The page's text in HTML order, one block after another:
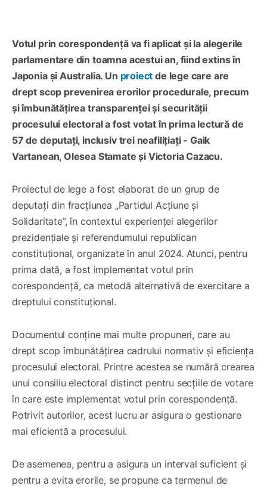
Votul prin corespondență va fi aplicat și la alegerile
parlamentare din toamna acestui an, fiind extins în
Japonia și Australia. Un proiectde lege care are
drept scop prevenirea erorilor procedurale, precum
și îmbunătățirea transparenței și securității
procesului electoral a fost votat în prima lectură de
57 de deputați, inclusiv trei neafilițiați - Gaik
Vartanean, Olesea Stamate și Victoria Cazacu.
Proiectul de lege a fost elaborat de un grup de
deputați din fracțiunea „Partidul Acțiune și
Solidaritate”, în contextul experienței alegerilor
prezidențiale și referendumului republican
constituțional, organizate în anul 2024. Atunci, pentru
prima dată, a fost implementat votul prin
corespondență, ca metodă alternativă de exercitare a
dreptului constituțional.
Documentul conține mai multe propuneri, care au
drept scop îmbunătățirea cadrului normativ și eficiența
procesului electoral. Printre acestea se numără crearea
unui consiliu electoral distinct pentru secțiile de votare
în care este implementat votul prin corespondență.
Potrivit autorilor, acest lucru ar asigura o gestionare
mai eficientă a procesului.
De asemenea, pentru a asigura un interval suficient și
pentru a evita erorile, se propune ca termenul de